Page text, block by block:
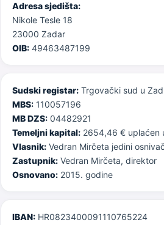
Adresa sjedišta:
Nikole Tesle 18
23000 Zadar
OIB: 49463487199
Sudski registar: Trgovački sud u
MBS: 110057196
MB DZS: 04482921
Temeljni kapital: 2654,46 € uplaćen
Vlasnik: Vedran Mirčeta jedini
Zastupnik: Vedran Mirčeta, direktor
Osnovano: 2015. godine
IBAN: HR0823400091110765224